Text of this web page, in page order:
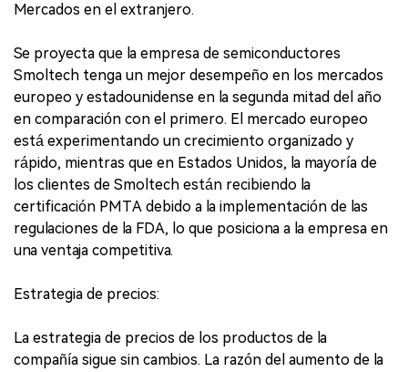
Mercados en el extranjero.
Se proyecta que la empresa de semiconductores
Smoltech tenga un mejor desempeño en los mercados
europeo y estadounidense en la segunda mitad del año
en comparación con el primero. El mercado europeo
está experimentando un crecimiento organizado y
rápido, mientras que en Estados Unidos, la mayoría de
los clientes de Smoltech están recibiendo la
certificación PMTA debido a la implementación de las
regulaciones de la FDA, lo que posiciona a la empresa en
una ventaja competitiva.
Estrategia de precios:
La estrategia de precios de los productos de la
compañía sigue sin cambios. La razón del aumento de la